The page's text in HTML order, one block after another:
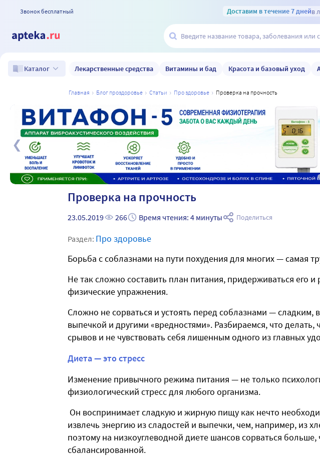
Звонок бесплатный Доставим в течение 7 днейв
Каталог Лекарственные средства Витамины и бад Красота и базовый уход
главная блог проздоровье статьи про здоровье проверка на прочность
Проверка на прочность
23.05.2019 266 Время чтения: 4 минуты Поделиться
Раздел: Про здоровье
Борьба с соблазнами на пути похудения для многих — самая
Не так сложно составить план питания, придерживаться его и
физические упражнения.
Сложно не сорваться и устоять перед соблазнами — сладким,
выпечкой и другими «вредностями». Разбираемся, что делать,
срывов и не чувствовать себя лишенным одного из главных
Диета — это стресс
Изменение привычного режима питания — не только
физиологический стресс для любого организма.
Он воспринимает сладкую и жирную пищу как нечто
извлечь энергию из сладостей и выпечки, чем, например, из
поэтому на низкоуглеводной диете шансов сорваться больше,
сбалансированной.